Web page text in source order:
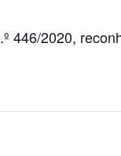
446/2020,